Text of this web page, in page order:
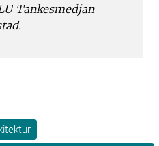
Tankesmedjan